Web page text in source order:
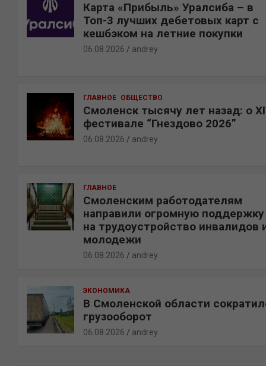
Карта «Прибыль» Уралсиба – в
Топ-3 лучших дебетовых карт с
кешбэком на летние покупки
06.08.2026 andrey
ГЛАВНОЕ ОБЩЕСТВО
Смоленск тысячу лет назад: о
фестивале “Гнездово 2026”
06.08.2026 andrey
ГЛАВНОЕ
Смоленским работодателям
направили огромную поддержку
на трудоустройство инвалидов
молодежи
06.08.2026 andrey
ЭКОНОМИКА
В Смоленской области
грузооборот
06.08.2026 andrey